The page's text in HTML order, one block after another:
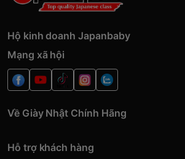
Hộ kinh doanh Japanbaby
Mạng xã hội
Về Giày Nhật Chính Hãng
Hỗ trợ khách hàng